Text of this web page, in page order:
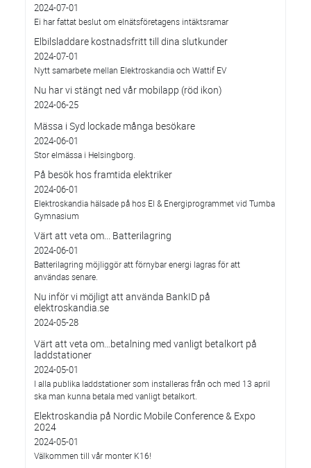
2024-07-01
Ei har fattat beslut om elnätsföretagens intäktsramar
Elbilsladdare kostnadsfritt till dina slutkunder
2024-07-01
Nytt samarbete mellan Elektroskandia och Wattif EV
Nu har vi stängt ned vår mobilapp (röd ikon)
2024-06-25
Mässa i Syd lockade många besökare
2024-06-01
Stor elmässa i Helsingborg.
På besök hos framtida elektriker
2024-06-01
Elektroskandia hälsade på hos El & Energiprogrammet vid Tumba
Gymnasium
Värt att veta om... Batterilagring
2024-06-01
Batterilagring möjliggör att förnybar energi lagras för att
användas senare.
Nu inför vi möjligt att använda BankID på
elektroskandia.se
2024-05-28
Värt att veta om…betalning med vanligt betalkort på
laddstationer
2024-05-01
I alla publika laddstationer som installeras från och med 13 april
ska man kunna betala med vanligt betalkort.
Elektroskandia på Nordic Mobile Conference & Expo
2024
2024-05-01
Välkommen till vår monter K16!